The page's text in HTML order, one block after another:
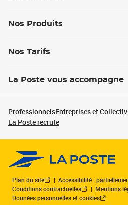
Nos Produits
Nos Tarifs
La Poste vous accompagne
ProfessionnelsEntreprises et
La Poste recrute
Plan du site
Accessibilité :
Conditions contractuelles
Mentions
Données personnelles et cookies